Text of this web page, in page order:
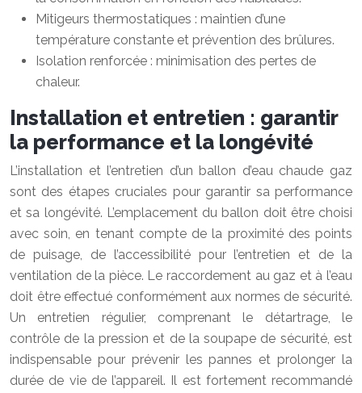
Mitigeurs thermostatiques : maintien d’une
température constante et prévention des brûlures.
Isolation renforcée : minimisation des pertes de
chaleur.
Installation et entretien : garantir
la performance et la longévité
L’installation et l’entretien d’un ballon d’eau chaude gaz
sont des étapes cruciales pour garantir sa performance
et sa longévité. L’emplacement du ballon doit être choisi
avec soin, en tenant compte de la proximité des points
de puisage, de l’accessibilité pour l’entretien et de la
ventilation de la pièce. Le raccordement au gaz et à l’eau
doit être effectué conformément aux normes de sécurité.
Un entretien régulier, comprenant le détartrage, le
contrôle de la pression et de la soupape de sécurité, est
indispensable pour prévenir les pannes et prolonger la
durée de vie de l’appareil. Il est fortement recommandé